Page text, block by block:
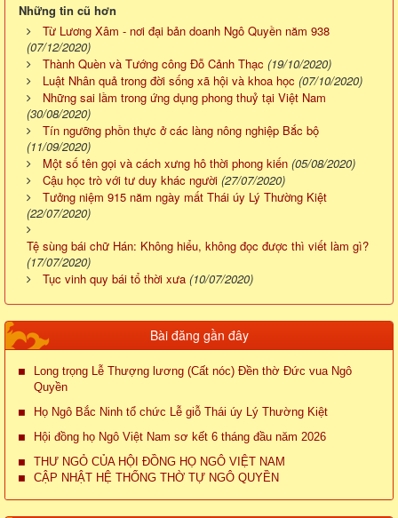
Những tin cũ hơn
Từ Lương Xâm - nơi đại bản doanh Ngô Quyền năm 938
(07/12/2020)
Thành Quèn và Tướng công Đỗ Cảnh Thạc (19/10/2020)
Luật Nhân quả trong đời sống xã hội và khoa học (07/10/2020)
Những sai lầm trong ứng dụng phong thuỷ tại Việt Nam
(30/08/2020)
Tín ngưỡng phồn thực ở các làng nông nghiệp Bắc bộ
(11/09/2020)
Một số tên gọi và cách xưng hô thời phong kiến (05/08/2020)
Cậu học trò với tư duy khác người (27/07/2020)
Tưởng niệm 915 năm ngày mất Thái úy Lý Thường Kiệt
(22/07/2020)
Tệ sùng bái chữ Hán: Không hiểu, không đọc được thì viết làm gì?
(17/07/2020)
Tục vinh quy bái tổ thời xưa (10/07/2020)
Bài đăng gần đây
Long trọng Lễ Thượng lương (Cất nóc) Đền thờ Đức vua Ngô
Quyền
Họ Ngô Bắc Ninh tổ chức Lễ giỗ Thái úy Lý Thường Kiệt
Hội đồng họ Ngô Việt Nam sơ kết 6 tháng đầu năm 2026
THƯ NGỎ CỦA HỘI ĐỒNG HỌ NGÔ VIỆT NAM
CẬP NHẬT HỆ THỐNG THỜ TỰ NGÔ QUYỀN